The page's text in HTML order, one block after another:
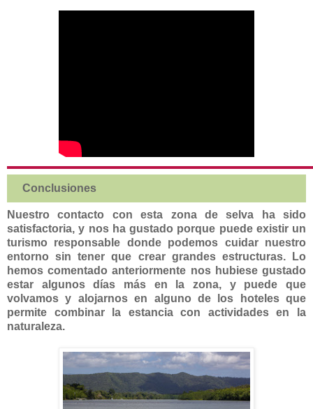
Conclusiones
Nuestro contacto con esta zona de selva ha sido
satisfactoria, y nos ha gustado porque puede existir un
turismo responsable donde podemos cuidar nuestro
entorno sin tener que crear grandes estructuras. Lo
hemos comentado anteriormente nos hubiese gustado
estar algunos días más en la zona, y puede que
volvamos y alojarnos en alguno de los hoteles que
permite combinar la estancia con actividades en la
naturaleza.